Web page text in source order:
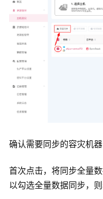
确认需要同步的容灾机
首次点击，将同步全量
以勾选全量数据同步，